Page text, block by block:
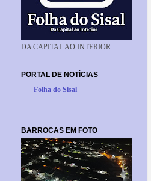
DA CAPITAL AO INTERIOR
PORTAL DE NOTÍCIAS
Folha do Sisal
-
BARROCAS EM FOTO